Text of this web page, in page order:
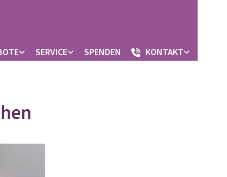
SERVICE SPENDEN KONTAKT